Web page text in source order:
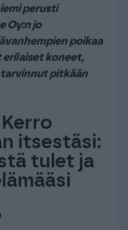
perusti
Oy:n jo
poikaa
koneet,
tarvinnut pitkään
itsestäsi:
tulet ja